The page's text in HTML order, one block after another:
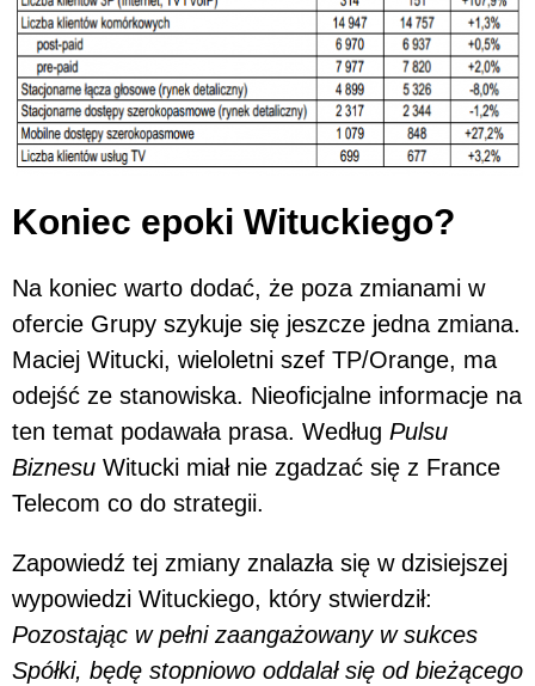
Koniec epoki Wituckiego?
Na koniec warto dodać, że poza zmianami w
ofercie Grupy szykuje się jeszcze jedna zmiana.
Maciej Witucki, wieloletni szef TP/Orange, ma
odejść ze stanowiska. Nieoficjalne informacje na
ten temat podawała prasa. Według Pulsu
Biznesu Witucki miał nie zgadzać się z France
Telecom co do strategii.
Zapowiedź tej zmiany znalazła się w dzisiejszej
wypowiedzi Wituckiego, który stwierdził:
Pozostając w pełni zaangażowany w sukces
Spółki, będę stopniowo oddalał się od bieżącego